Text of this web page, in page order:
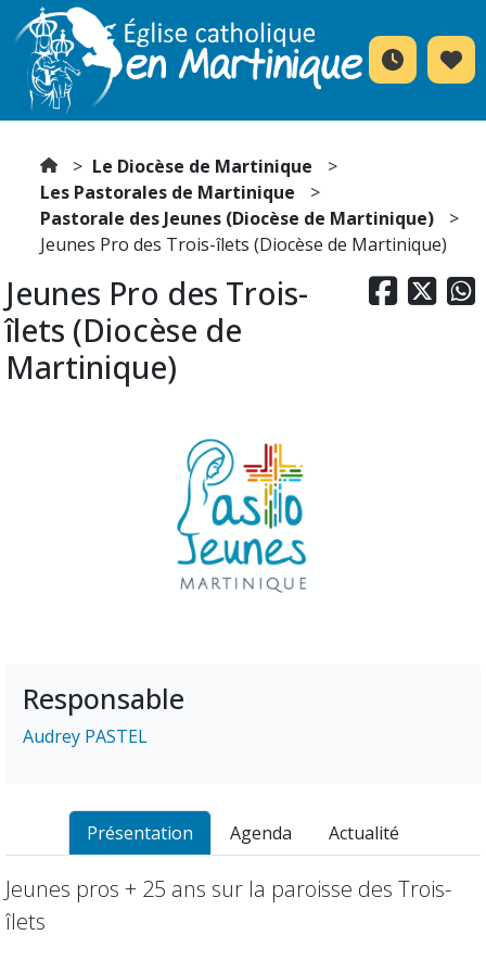
Le Diocèse de Martinique
Les Pastorales de Martinique
Pastorale des Jeunes (Diocèse de Martinique)
Jeunes Pro des Trois-îlets (Diocèse de Martinique)
  
Jeunes Pro des Trois-
îlets (Diocèse de
Martinique)
Responsable
Audrey PASTEL
Présentation Agenda Actualité
Jeunes pros + 25 ans sur la paroisse des Trois-
îlets